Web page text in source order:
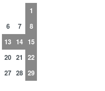
1
6 7
8
13 14 15
20 21
22
27 28 29